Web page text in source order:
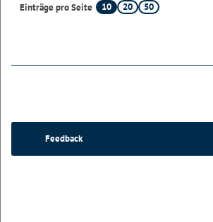
Einträge pro Seite
10 20 50
Feedback